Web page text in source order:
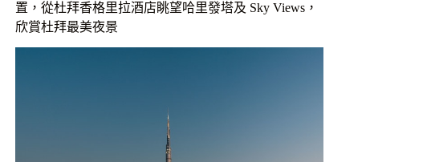
置，從杜拜香格里拉酒店眺望哈里發塔及 Sky Views，
欣賞杜拜最美夜景